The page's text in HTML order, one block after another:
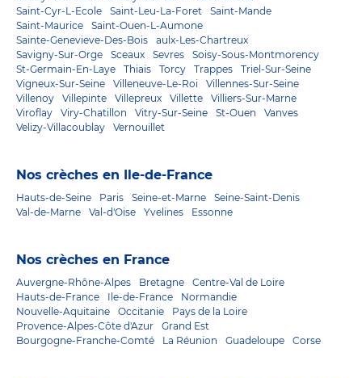
Saint-Cyr-L-Ecole
Saint-Leu-La-Foret
Saint-Mande
Saint-Maurice
Saint-Ouen-L-Aumone
Sainte-Genevieve-Des-Bois
aulx-Les-Chartreux
Savigny-Sur-Orge
Sceaux Sevres
Soisy-Sous-Montmorency
St-Germain-En-Laye
Thiais Torcy Trappes
Triel-Sur-Seine
Vigneux-Sur-Seine
Villeneuve-Le-Roi
Villennes-Sur-Seine
Villenoy
Villepinte Villepreux Villette
Villiers-Sur-Marne
Viroflay
Viry-Chatillon Vitry-Sur-Seine St-Ouen
Vanves
Velizy-Villacoublay
Vernouillet
Nos crèches en Ile-de-France
Hauts-de-Seine Paris Seine-et-Marne
Seine-Saint-Denis
Val-de-Marne
Val-d'Oise Yvelines Essonne
Nos crèches en France
Auvergne-Rhône-Alpes Bretagne
Centre-Val de Loire
Hauts-de-France
Ile-de-France
Normandie
Nouvelle-Aquitaine
Occitanie
Pays de la Loire
Provence-Alpes-Côte d'Azur
Grand Est
Bourgogne-Franche-Comté
La Réunion Guadeloupe Corse